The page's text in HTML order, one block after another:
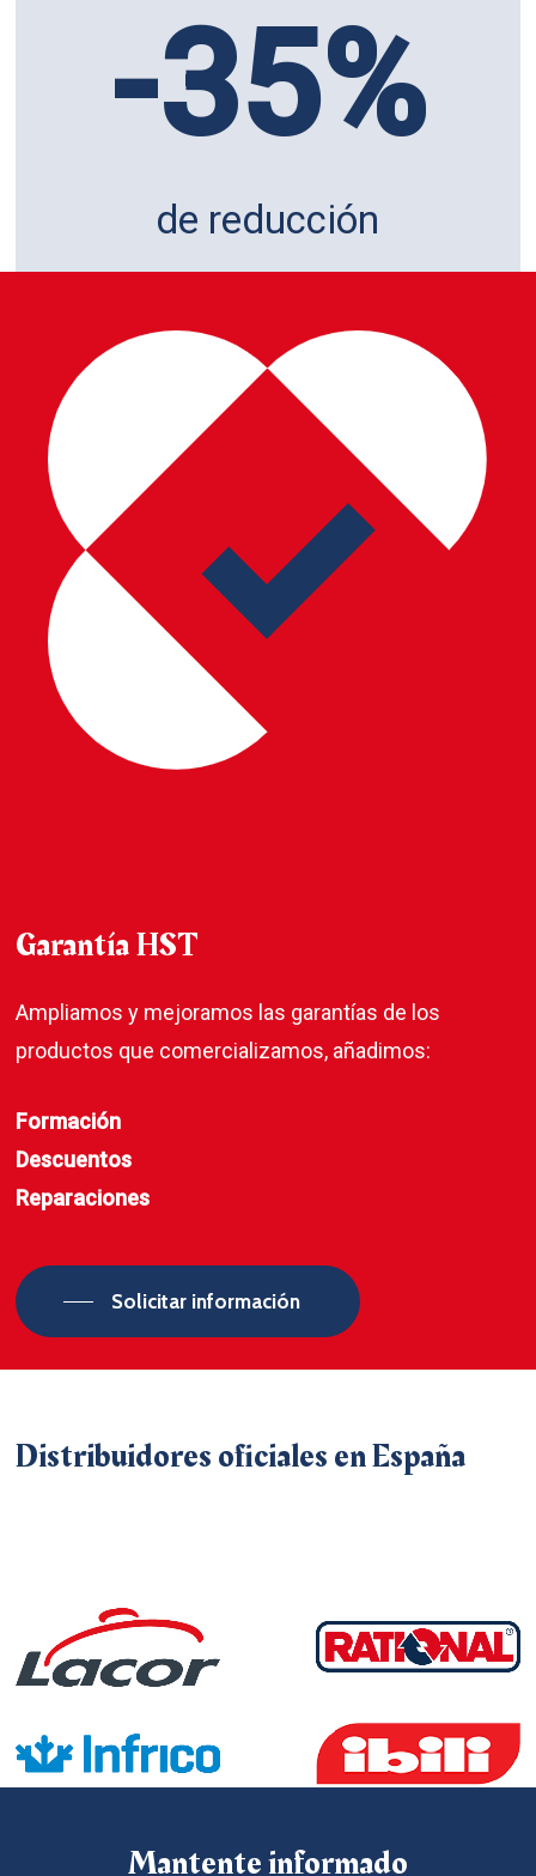
-35%
de reducción
GarantíaHST
Ampliamos y mejoramos las garantías de los
productos que comercializamos, añadimos:
Formación
Descuentos
Reparaciones
Solicitar información
DistribuidoresoficialesenEspaña
Mantenteinformado